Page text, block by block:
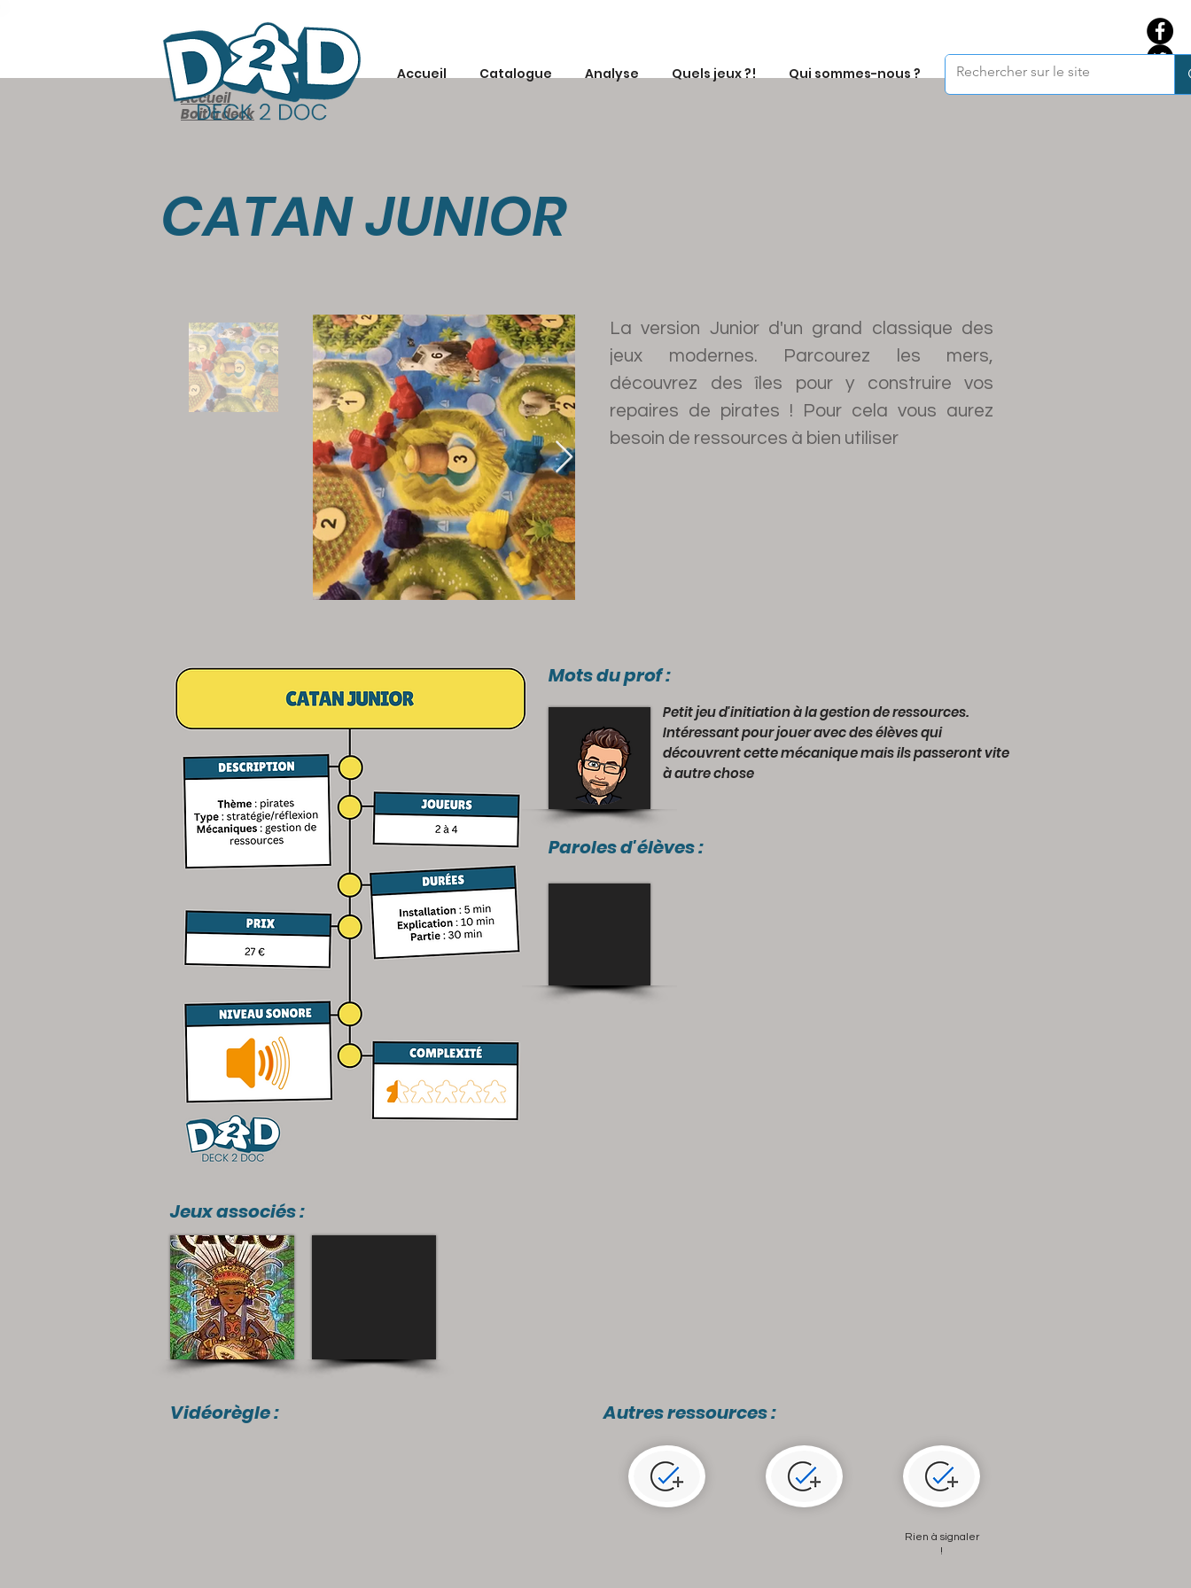
Accueil Catalogue Analyse Quels jeux ?! Qui sommes-nous ?
Accueil
Boit'à deck
CATAN JUNIOR
La version Junior d'un grand classique des
jeux modernes. Parcourez les mers,
découvrez des îles pour y construire vos
repaires de pirates ! Pour cela vous aurez
besoin de ressources à bien utiliser
Mots du prof :
Petit jeu d'initiation à la gestion de ressources.
Intéressant pour jouer avec des élèves qui
découvrent cette mécanique mais ils passeront vite
à autre chose
Paroles d'élèves :
Jeux associés :
Vidéorègle : Autres ressources :
Rien à signaler
!